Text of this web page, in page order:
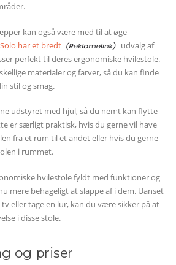
kan også være med til at øge
har et bredt
udvalg af
perfekt til deres ergonomiske hvilestole.
materialer og farver, så du kan finde
stil og smag.
udstyret med hjul, så du nemt kan flytte
er særligt praktisk, hvis du gerne vil have
fra et rum til et andet eller hvis du gerne
i rummet.
hvilestole fyldt med funktioner og
mere behageligt at slappe af i dem. Uanset
eller tage en lur, kan du være sikker på at
i disse stole.
og priser